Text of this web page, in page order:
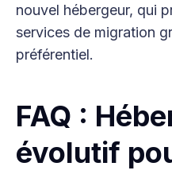
nouvel hébergeur, qui
services de migration
préférentiel.
FAQ :
évolutif